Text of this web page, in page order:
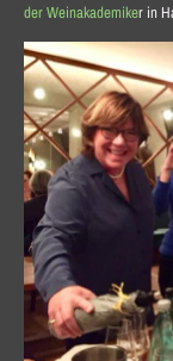
der Weinakademiker in